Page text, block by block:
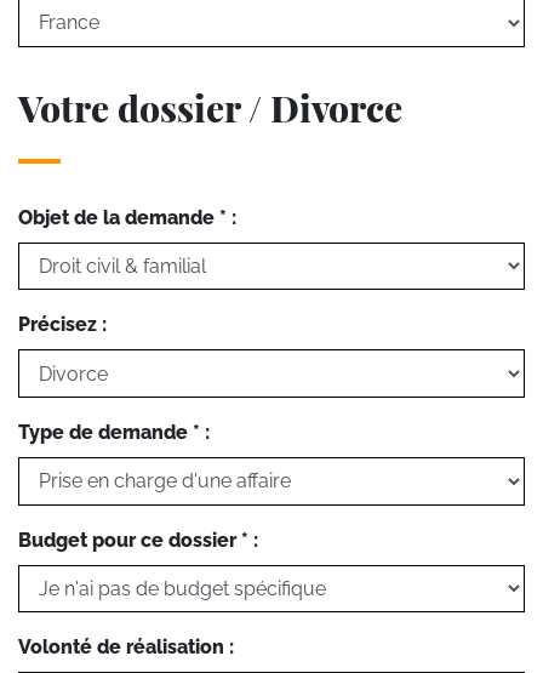
Votre dossier / Divorce
Objet de la demande * :
Précisez :
Type de demande * :
Budget pour ce dossier * :
Volonté de réalisation :